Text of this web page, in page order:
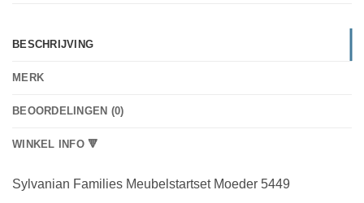
BESCHRIJVING
MERK
BEOORDELINGEN (0)
WINKEL INFO 🔻
Sylvanian Families Meubelstartset Moeder 5449